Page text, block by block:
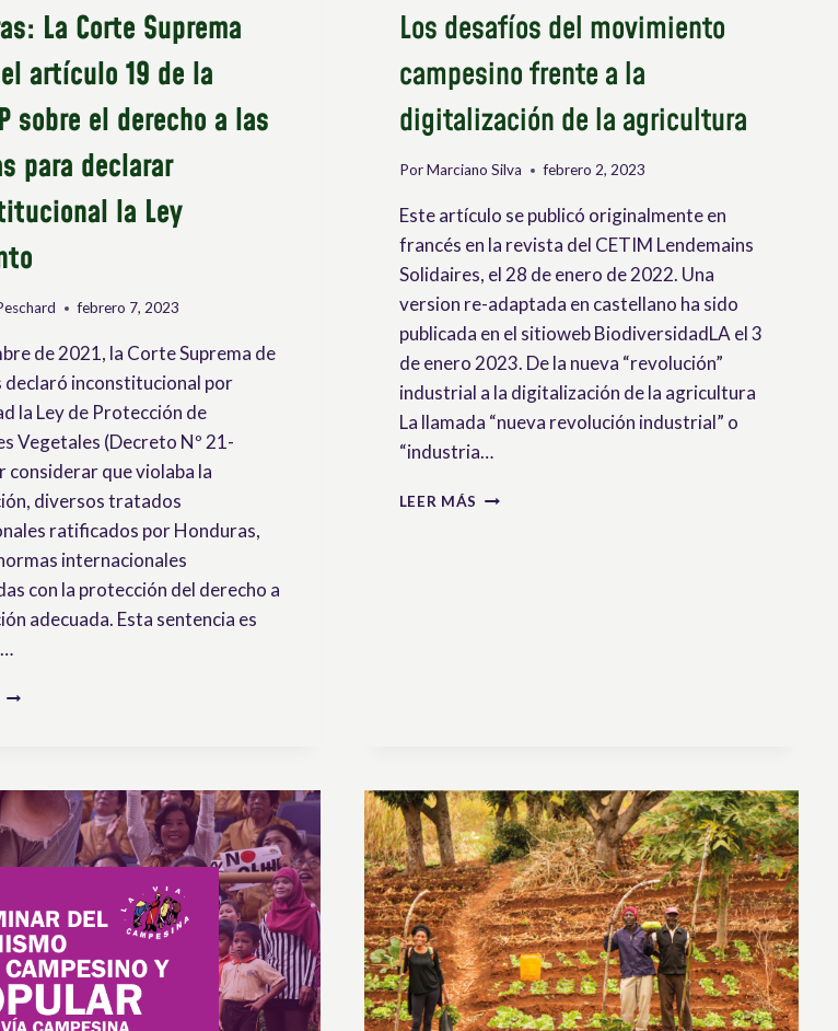
La Corte Suprema
artículo 19 de la
sobre el derecho a las
para declarar
la Ley
febrero 7, 2023
de 2021, la Corte Suprema de
declaró inconstitucional por
la Ley de Protección de
Vegetales (Decreto Nº 21-
considerar que violaba la
diversos tratados
ratificados por Honduras,
internacionales
con la protección del derecho a
adecuada. Esta sentencia es
HONDURAS:
EL
19
EL
Los desafíos del movimiento
campesino frente a la
digitalización de la agricultura
Por Marciano Silva febrero 2, 2023
Este artículo se publicó originalmente en
francés en la revista del CETIM Lendemains
Solidaires, el 28 de enero de 2022. Una
version re-adaptada en castellano ha sido
publicada en el sitioweb BiodiversidadLA el 3
de enero 2023. De la nueva “revolución”
industrial a la digitalización de la agricultura
La llamada “nueva revolución industrial” o
“industria…
LEER MÁS LOS